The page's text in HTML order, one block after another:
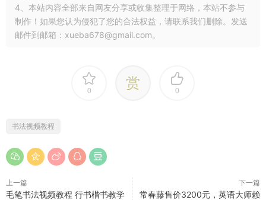
4、本站内容全部来自网友分享或收集整理于网络，本站不参与
制作！如果您认为侵犯了您的合法权益，请联系我们删除。发送
邮件到邮箱：xueba678@gmail.com。
0 赏 0
书法视频教程
上一篇
毛笔书法视频教程 行书楷书教学
下一篇
常春藤售价3200元，英语大师赖